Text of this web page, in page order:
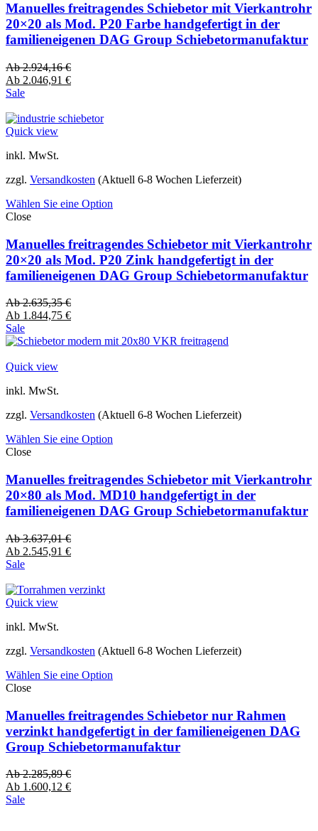
Manuelles freitragendes Schiebetor mit Vierkantrohr
20×20 als Mod. P20 Farbe handgefertigt in der
familieneigenen DAG Group Schiebetormanufaktur
Ab2.924,16€
Ab 2.046,91 €
Sale
Quick view
inkl. MwSt.
zzgl. Versandkosten (Aktuell 6-8 Wochen Lieferzeit)
Wählen Sie eine Option
Close
Manuelles freitragendes Schiebetor mit Vierkantrohr
20×20 als Mod. P20 Zink handgefertigt in der
familieneigenen DAG Group Schiebetormanufaktur
Ab2.635,35€
Ab 1.844,75 €
Sale
Quick view
inkl. MwSt.
zzgl. Versandkosten (Aktuell 6-8 Wochen Lieferzeit)
Wählen Sie eine Option
Close
Manuelles freitragendes Schiebetor mit Vierkantrohr
20×80 als Mod. MD10 handgefertigt in der
familieneigenen DAG Group Schiebetormanufaktur
Ab3.637,01€
Ab 2.545,91 €
Sale
Quick view
inkl. MwSt.
zzgl. Versandkosten (Aktuell 6-8 Wochen Lieferzeit)
Wählen Sie eine Option
Close
Manuelles freitragendes Schiebetor nur Rahmen
verzinkt handgefertigt in der familieneigenen DAG
Group Schiebetormanufaktur
Ab2.285,89€
Ab 1.600,12 €
Sale